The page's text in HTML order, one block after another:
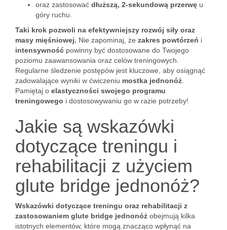
oraz zastosować dłuższą, 2-sekundową przerwę u
góry ruchu.
Taki krok pozwoli na efektywniejszy rozwój siły oraz
masy mięśniowej. Nie zapominaj, że zakres powtórzeń i
intensywność powinny być dostosowane do Twojego
poziomu zaawansowania oraz celów treningowych.
Regularne śledzenie postępów jest kluczowe, aby osiągnąć
zadowalające wyniki w ćwiczeniu mostka jednonóż
Pamiętaj o elastyczności swojego programu
treningowego i dostosowywaniu go w razie potrzeby!
Jakie są wskazówki
dotyczące treningu i
rehabilitacji z użyciem
glute bridge jednonóż?
Wskazówki dotyczące treningu oraz rehabilitacji z
zastosowaniem glute bridge jednonóż obejmują kilka
istotnych elementów, które mogą znacząco wpłynąć na